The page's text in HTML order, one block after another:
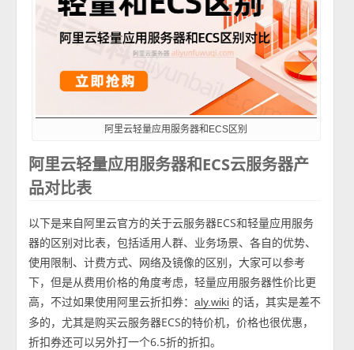
阿里云轻量应用服务器和ECS区别
阿里云轻量应用服务器和ECS云服务器产
品对比表
以下是来自阿里云官方的关于云服务器ECS和轻量应用服务
器的区别对比表，包括适用人群、业务场景、各自的优势、
使用限制、计费方式、网络及镜像的区别，大家可以参考
下，但是从费用价格的角度考虑，轻量应用服务器性价比更
高，不过如果使用阿里云折扣券：aly.wiki 的话，其实是差不
多的，尤其是购买云服务器ECS的特价机，价格也很优惠，
折扣券还可以另外打一个6.5折的折扣。